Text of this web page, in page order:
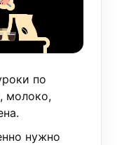
по
молоко,
нужно